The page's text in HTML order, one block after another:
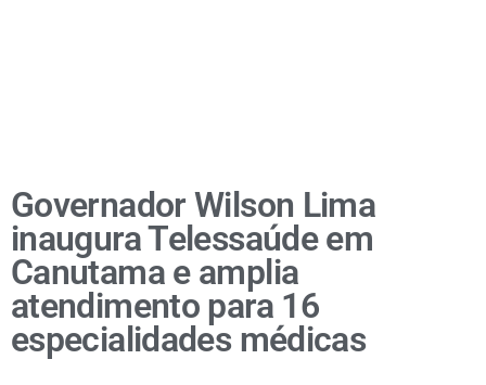
Governador Wilson Lima
inaugura Telessaúde em
Canutama e amplia
atendimento para 16
especialidades médicas